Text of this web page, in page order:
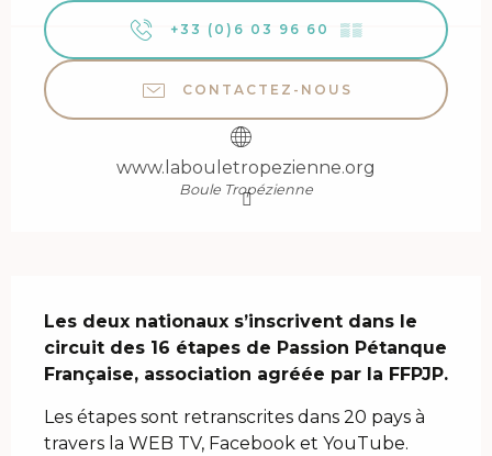
+33 (0)6 03 96 60 ▒▒
CONTACTEZ-NOUS
www.labouletropezienne.org
Boule Tropézienne
Les deux nationaux s’inscrivent dans le
circuit des 16 étapes de Passion Pétanque
Française, association agréée par la FFPJP.
Les étapes sont retranscrites dans 20 pays à
travers la WEB TV, Facebook et YouTube.